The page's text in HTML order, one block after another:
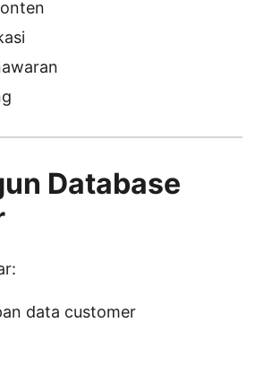
Database
data customer